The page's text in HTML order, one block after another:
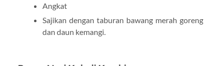
Angkat
Sajikan dengan taburan bawang merah goreng
dan daun kemangi.